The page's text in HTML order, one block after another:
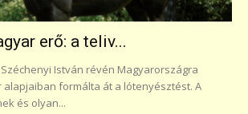
erő: a teliv...
István révén Magyarországra
alapjaiban formálta át a lótenyésztést. A
és olyan...